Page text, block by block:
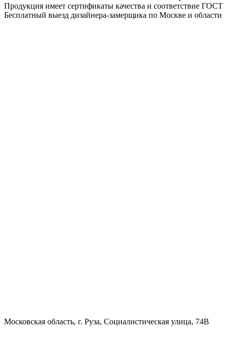
Продукция имеет сертификаты качества и соответствие ГОСТ
Бесплатный выезд дизайнера-замерщика по Москве и области
Московская область, г. Руза, Социалистическая улица, 74В